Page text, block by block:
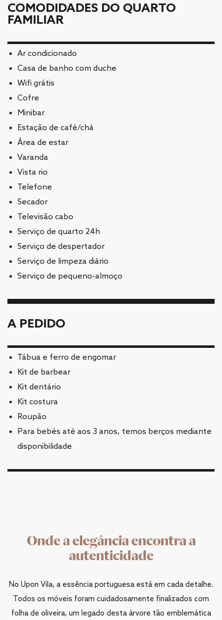
COMODIDADES DO QUARTO
FAMILIAR
Ar condicionado
Casa de banho com duche
Wifi grátis
Cofre
Minibar
Estação de café/chá
Área de estar
Varanda
Vista rio
Telefone
Secador
Televisão cabo
Serviço de quarto 24h
Serviço de despertador
Serviço de limpeza diário
Serviço de pequeno-almoço
A PEDIDO
Tábua e ferro de engomar
Kit de barbear
Kit dentário
Kit costura
Roupão
Para bebés até aos 3 anos, temos berços mediante
disponibilidade
Onde a elegância encontra a
autenticidade
No Upon Vila, a essência portuguesa está em cada detalhe.
Todos os móveis foram cuidadosamente finalizados com
folha de oliveira, um legado desta árvore tão emblemática